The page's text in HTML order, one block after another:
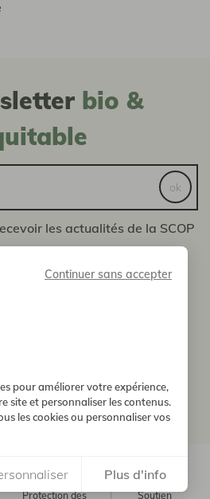
Continuer sans accepter
pour améliorer votre expérience,
site et personnaliser les contenus.
les cookies ou personnaliser vos
Plus d'info
bio &
les actualités de la SCOP
à tout moment en nous
via la page Contact
ok
Protection des Soutien